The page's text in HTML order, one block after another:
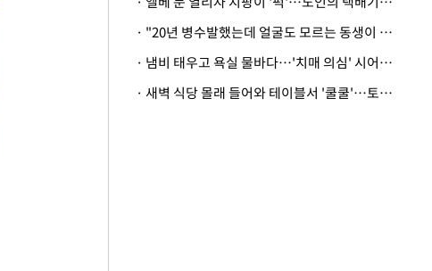
· "20년 병수발했는데 얼굴도 모르는 동생이 유산 절반을"…배다른 형제 상속권 있을까
· 냄비 태우고 욕실 물바다…'치매 의심' 시어머니 검사 권유했다가 '날벼락'
· 새벽 식당 몰래 들어와 테이블서 '쿨쿨'…토사물 남기고 사라진 남성